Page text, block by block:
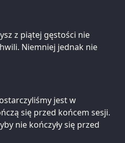
z piątej gęstości nie
Niemniej jednak nie
jest w
się przed końcem sesji.
nie kończyły się przed